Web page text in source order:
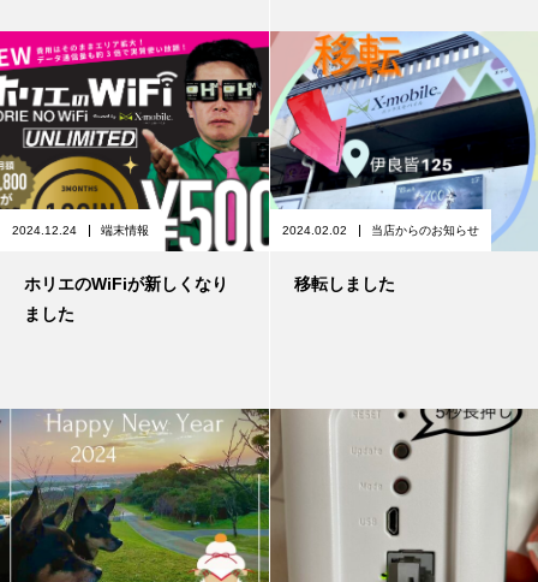
2024.12.24 端末情報
ホリエのWiFiが新しくなり
ました
2024.02.02 当店からのお知らせ
移転しました